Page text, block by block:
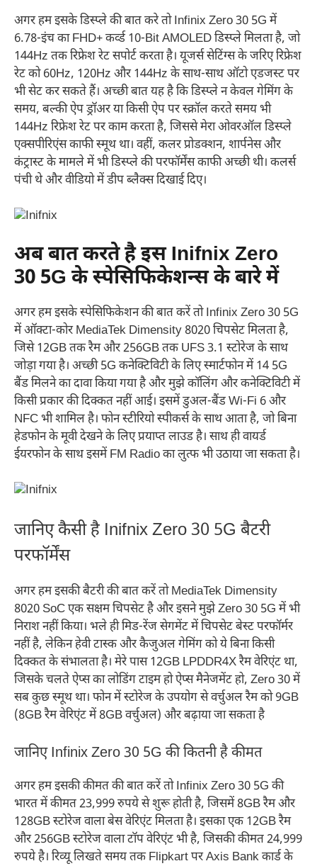
अगर हम इसके डिस्प्ले की बात करे तो Infinix Zero 30 5G में
6.78-इंच का FHD+ कर्व्ड 10-Bit AMOLED डिस्प्ले मिलता है, जो
144Hz तक रिफ्रेश रेट सपोर्ट करता है। यूजर्स सेटिंग्स के जरिए रिफ्रेश
रेट को 60Hz, 120Hz और 144Hz के साथ-साथ ऑटो एडजस्ट पर
भी सेट कर सकते हैं। अच्छी बात यह है कि डिस्प्ले न केवल गेमिंग के
समय, बल्की ऐप ड्रॉअर या किसी ऐप पर स्क्रॉल करते समय भी
144Hz रिफ्रेश रेट पर काम करता है, जिससे मेरा ओवरऑल डिस्प्ले
एक्सपीरिएंस काफी स्मूथ था। वहीं, कलर प्रोडक्शन, शार्पनेस और
कंट्रास्ट के मामले में भी डिस्प्ले की परफॉर्मेंस काफी अच्छी थी। कलर्स
पंची थे और वीडियो में डीप ब्लैक्स दिखाई दिए।
अब बात करते है इस Inifnix Zero
30 5G के स्पेसिफिकेशन्स के बारे में
अगर हम इसके स्पेसिफिकेशन की बात करें तो Infinix Zero 30 5G
में ऑक्टा-कोर MediaTek Dimensity 8020 चिपसेट मिलता है,
जिसे 12GB तक रैम और 256GB तक UFS 3.1 स्टोरेज के साथ
जोड़ा गया है। अच्छी 5G कनेक्टिविटी के लिए स्मार्टफोन में 14 5G
बैंड मिलने का दावा किया गया है और मुझे कॉलिंग और कनेक्टिविटी में
किसी प्रकार की दिक्कत नहीं आई। इसमें डुअल-बैंड Wi-Fi 6 और
NFC भी शामिल है। फोन स्टीरियो स्पीकर्स के साथ आता है, जो बिना
हेडफोन के मूवी देखने के लिए प्रयाप्त लाउड है। साथ ही वायर्ड
ईयरफोन के साथ इसमें FM Radio का लुत्फ भी उठाया जा सकता है।
जानिए कैसी है Inifnix Zero 30 5G बैटरी
परफॉर्मेंस
अगर हम इसकी बैटरी की बात करें तो MediaTek Dimensity
8020 SoC एक सक्षम चिपसेट है और इसने मुझे Zero 30 5G में भी
निराश नहीं किया। भले ही मिड-रेंज सेगमेंट में चिपसेट बेस्ट परफॉर्मर
नहीं है, लेकिन हेवी टास्क और कैजुअल गेमिंग को ये बिना किसी
दिक्कत के संभालता है। मेरे पास 12GB LPDDR4X रैम वेरिएंट था,
जिसके चलते ऐप्स का लोडिंग टाइम हो ऐप्स मैनेजमेंट हो, Zero 30 में
सब कुछ स्मूथ था। फोन में स्टोरेज के उपयोग से वर्चुअल रैम को 9GB
(8GB रैम वेरिएंट में 8GB वर्चुअल) और बढ़ाया जा सकता है
जानिए Infinix Zero 30 5G की कितनी है कीमत
अगर हम इसकी कीमत की बात करें तो Infinix Zero 30 5G की
भारत में कीमत 23,999 रुपये से शुरू होती है, जिसमें 8GB रैम और
128GB स्टोरेज वाला बेस वेरिएंट मिलता है। इसका एक 12GB रैम
और 256GB स्टोरेज वाला टॉप वेरिएंट भी है, जिसकी कीमत 24,999
रुपये है। रिव्यू लिखते समय तक Flipkart पर Axis Bank कार्ड के